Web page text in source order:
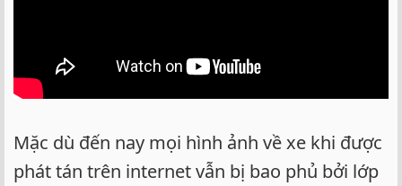
Mặc dù đến nay mọi hình ảnh về xe khi được
phát tán trên internet vẫn bị bao phủ bởi lớp